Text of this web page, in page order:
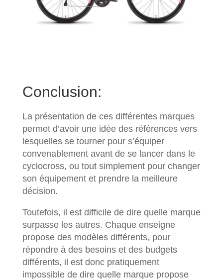
Conclusion:
La présentation de ces différentes marques
permet d’avoir une idée des références vers
lesquelles se tourner pour s’équiper
convenablement avant de se lancer dans le
cyclocross, ou tout simplement pour changer
son équipement et prendre la meilleure
décision.
Toutefois, il est difficile de dire quelle marque
surpasse les autres. Chaque enseigne
propose des modèles différents, pour
répondre à des besoins et des budgets
différents, il est donc pratiquement
impossible de dire quelle marque propose